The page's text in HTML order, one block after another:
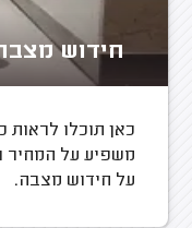
חידוש
כאן תוכלו
משפיע על המחיר
על חידוש מצבה.